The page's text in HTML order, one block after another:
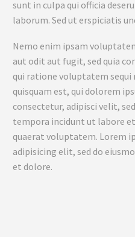
sunt in culpa qui officia
laborum. Sed ut erspiciatis
Nemo enim ipsam
aut odit aut fugit, sed quia
qui ratione voluptatem sequi
quisquam est, qui dolorem
consectetur, adipisci velit,
tempora incidunt ut labore
quaerat voluptatem. Lorem
adipisicing elit, sed do
et dolore.